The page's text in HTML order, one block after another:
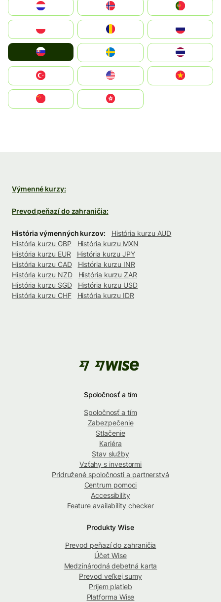
United States
中國香港特別行政區
Výmenné kurzy:
Prevod peňazí do zahraničia:
História výmenných kurzov:
História kurzu AUD
História kurzu GBP
História kurzu MXN
História kurzu EUR
História kurzu JPY
História kurzu CAD
História kurzu INR
História kurzu NZD
História kurzu ZAR
História kurzu SGD
História kurzu USD
História kurzu CHF
História kurzu IDR
Spoločnosť a tím
Spoločnosť a tím
Zabezpečenie
Stlačenie
Kariéra
Stav služby
Vzťahy s investormi
Pridružené spoločnosti a partnerstvá
Centrum pomoci
Accessibility
Feature availability checker
Produkty Wise
Prevod peňazí do zahraničia
Účet Wise
Medzinárodná debetná karta
Prevod veľkej sumy
Príjem platieb
Platforma Wise